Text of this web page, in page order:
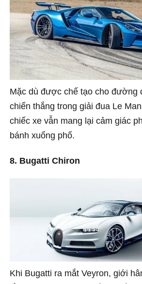
Mặc dù được chế tạo cho đường
chiến thắng trong giải đua Le
chiếc xe vẫn mang lại cảm giác
bánh xuống phố.
8. Bugatti Chiron
Khi Bugatti ra mắt Veyron, giới